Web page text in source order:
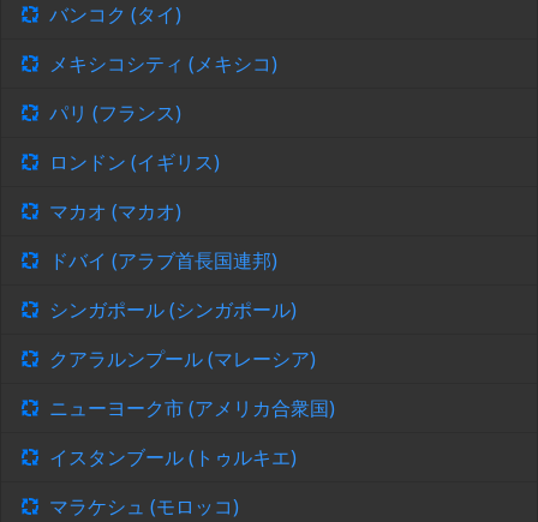
バンコク (タイ)
メキシコシティ (メキシコ)
パリ (フランス)
ロンドン (イギリス)
マカオ (マカオ)
ドバイ (アラブ首長国連邦)
シンガポール (シンガポール)
クアラルンプール (マレーシア)
ニューヨーク市 (アメリカ合衆国)
イスタンブール (トゥルキエ)
マラケシュ (モロッコ)